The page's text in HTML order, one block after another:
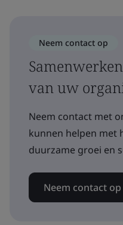
Neem contact op
van uw
Neem contact met
kunnen helpen met
duurzame groei en
Neem contact op